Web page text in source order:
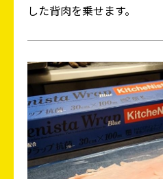
した背肉を乗せます。